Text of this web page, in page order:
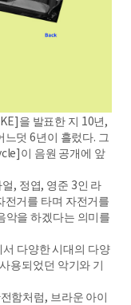
을 발표한 지 10년,
덧 6년이 흘렀다. 그
이 음원 공개에 앞
, 정엽, 영준 3인 라
전거를 타며 자전거를
악을 하겠다는 의미를
다양한 시대의 다양
용되었던 악기와 기
함처럼, 브라운 아이